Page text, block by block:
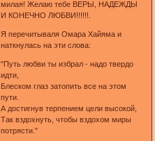
милая! Желаю тебе ВЕРЫ, НАДЕЖДЫ
И КОНЕЧНО ЛЮБВИ!!!!!!.
Я перечитываля Омара Хайяма и
наткнулась на эти слова:
"Путь любви ты избрал - надо твердо
идти,
Блеском глаз затопить все на этом
пути.
А достигнув терпением цели высокой,
Так вздохнуть, чтобы вздохом миры
потрясти."